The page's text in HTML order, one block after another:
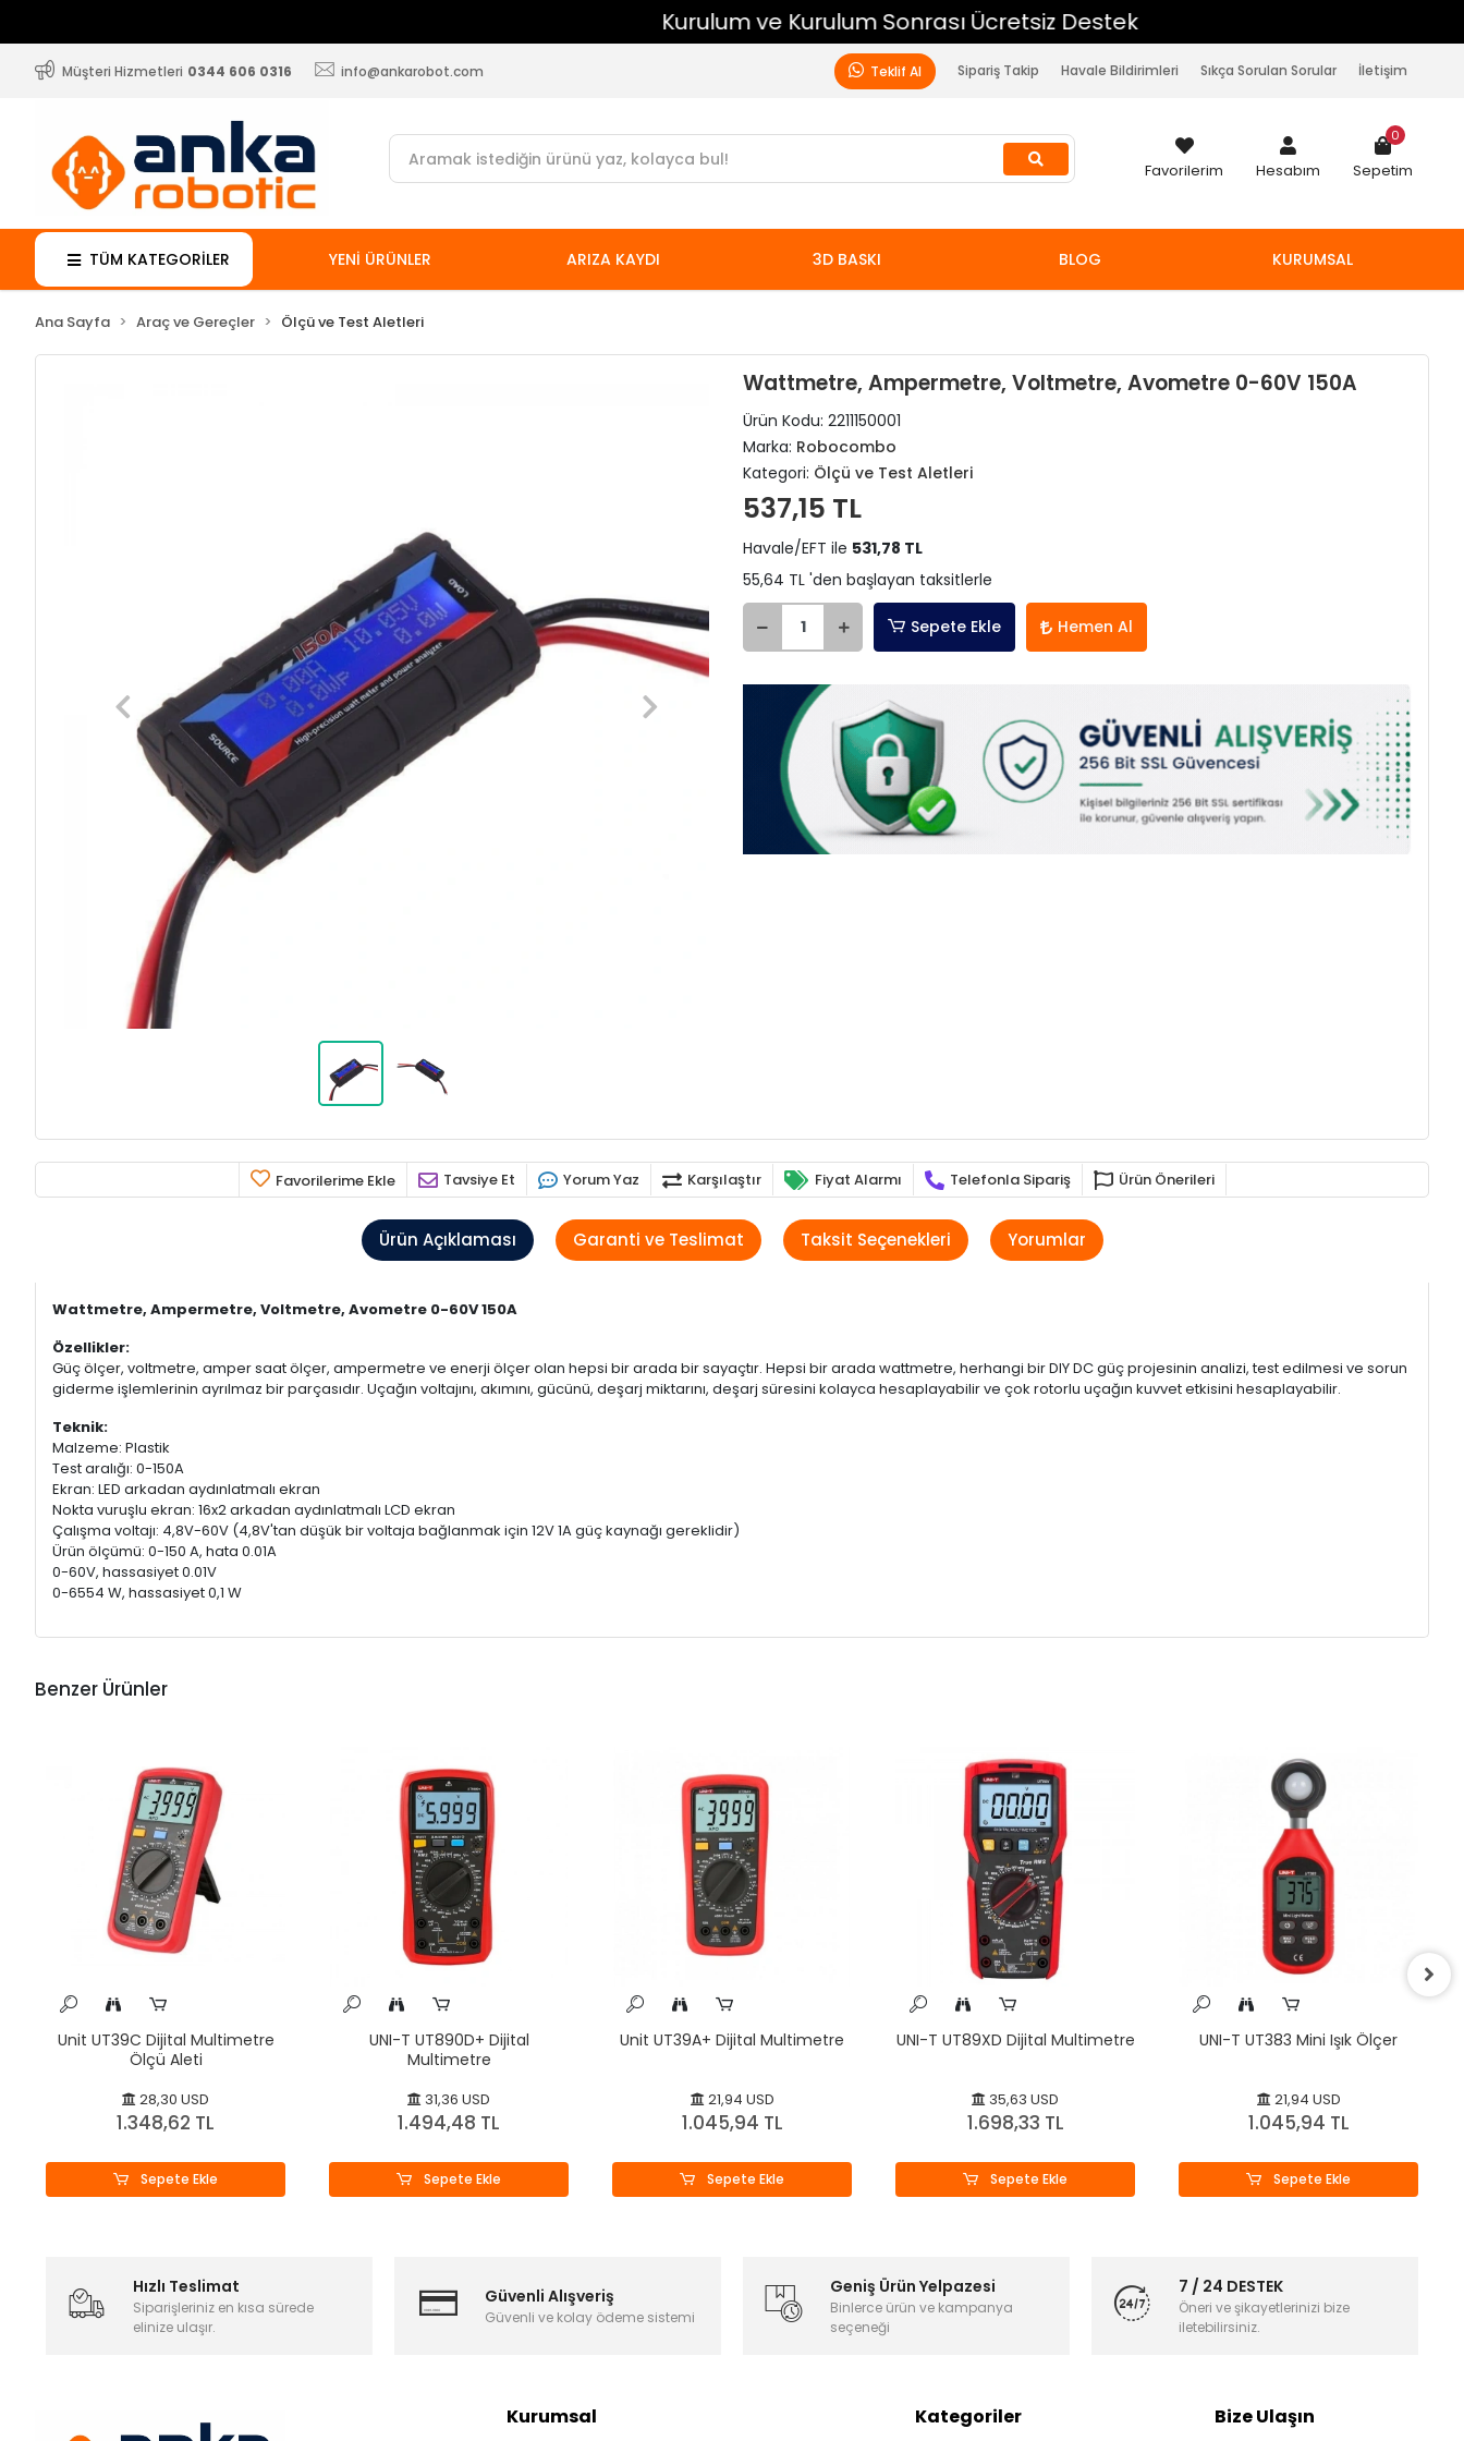
Kurulum ve Kurulum Sonrası Ücretsiz Destek
Müşteri Hizmetleri 0344 606 0316 info@ankarobot.com Teklif Al Sipariş Takip Havale Bildirimleri Sıkça Sorulan Sorular İletişim
Favorilerim Hesabım Sepetim
0
TÜM KATEGORİLER YENİ ÜRÜNLER ARIZA KAYDI 3D BASKI BLOG KURUMSAL
Ana Sayfa Araç ve Gereçler Ölçü ve Test Aletleri
Wattmetre, Ampermetre, Voltmetre, Avometre 0-60V 150A
Ürün Kodu: 2211150001
Marka: Robocombo
Kategori: Ölçü ve Test Aletleri
537,15 TL
Havale/EFT ile 531,78 TL
55,64 TL 'den başlayan taksitlerle
Sepete Ekle Hemen Al
Favorilerime Ekle Tavsiye Et Yorum Yaz Karşılaştır Fiyat Alarmı Telefonla Sipariş Ürün Önerileri
Ürün Açıklaması Garanti ve Teslimat Taksit Seçenekleri Yorumlar
Wattmetre, Ampermetre, Voltmetre, Avometre 0-60V 150A
Özellikler:
Güç ölçer, voltmetre, amper saat ölçer, ampermetre ve enerji ölçer olan hepsi bir arada bir sayaçtır. Hepsi bir arada wattmetre, herhangi bir DIY DC güç projesinin analizi, test edilmesi ve sorun
giderme işlemlerinin ayrılmaz bir parçasıdır. Uçağın voltajını, akımını, gücünü, deşarj miktarını, deşarj süresini kolayca hesaplayabilir ve çok rotorlu uçağın kuvvet etkisini hesaplayabilir.
Teknik:
Malzeme: Plastik
Test aralığı: 0-150A
Ekran: LED arkadan aydınlatmalı ekran
Nokta vuruşlu ekran: 16x2 arkadan aydınlatmalı LCD ekran
Çalışma voltajı: 4,8V-60V (4,8V'tan düşük bir voltaja bağlanmak için 12V 1A güç kaynağı gereklidir)
Ürün ölçümü: 0-150 A, hata 0.01A
0-60V, hassasiyet 0.01V
0-6554 W, hassasiyet 0,1 W
Benzer Ürünler
Unit UT39C Dijital Multimetre
Ölçü Aleti
28,30 USD
1.348,62 TL
Sepete Ekle
UNI-T UT890D+ Dijital
Multimetre
31,36 USD
1.494,48 TL
Sepete Ekle
Unit UT39A+ Dijital Multimetre
21,94 USD
1.045,94 TL
Sepete Ekle
UNI-T UT89XD Dijital Multimetre
35,63 USD
1.698,33 TL
Sepete Ekle
UNI-T UT383 Mini Işık Ölçer
21,94 USD
1.045,94 TL
Sepete Ekle
Hızlı Teslimat
Siparişleriniz en kısa sürede
elinize ulaşır.
Güvenli Alışveriş
Güvenli ve kolay ödeme sistemi
Geniş Ürün Yelpazesi
Binlerce ürün ve kampanya
seçeneği
7 / 24 DESTEK
Öneri ve şikayetlerinizi bize
iletebilirsiniz.
Kurumsal Kategoriler Bize Ulaşın